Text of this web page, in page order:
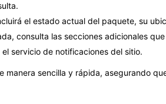
el estado actual del paquete, su
consulta las secciones adicionales
servicio de notificaciones del sitio.
sencilla y rápida, asegurando